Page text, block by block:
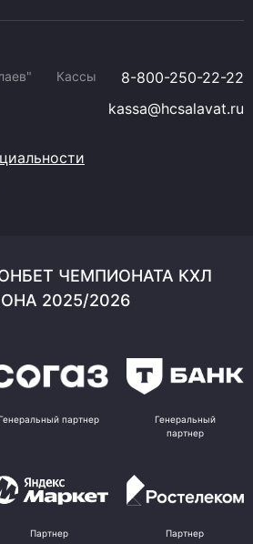
Кассы
8-800-250-22-22
kassa@hcsalavat.ru
ЧЕМПИОНАТА КХЛ
2025/2026
партнер
Генеральный
партнер
Партнер Партнер